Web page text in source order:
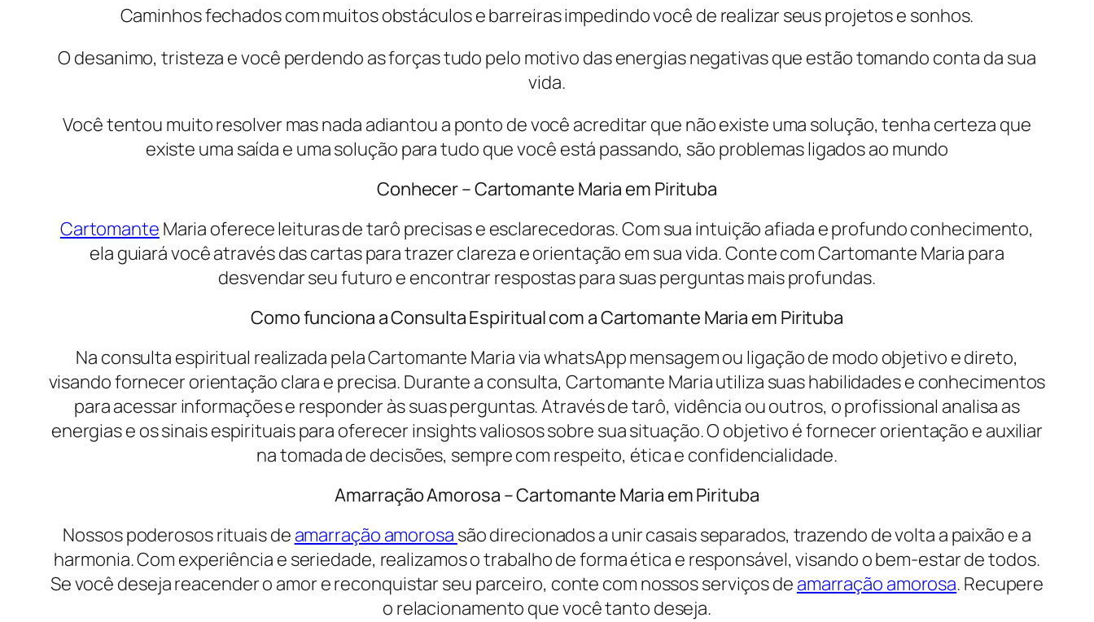
Caminhos fechados com muitos obstáculos e barreiras impedindo você de realizar seus projetos e sonhos.
O desanimo, tristeza e você perdendo as forças tudo pelo motivo das energias negativas que estão tomando conta da sua
vida.
Você tentou muito resolver mas nada adiantou a ponto de você acreditar que não existe uma solução, tenha certeza que
existe uma saída e uma solução para tudo que você está passando, são problemas ligados ao mundo
Conhecer – Cartomante Maria em Pirituba
Cartomante Maria oferece leituras de tarô precisas e esclarecedoras. Com sua intuição afiada e profundo conhecimento,
ela guiará você através das cartas para trazer clareza e orientação em sua vida. Conte com Cartomante Maria para
desvendar seu futuro e encontrar respostas para suas perguntas mais profundas.
Como funciona a Consulta Espiritual com a Cartomante Maria em Pirituba
Na consulta espiritual realizada pela Cartomante Maria via whatsApp mensagem ou ligação de modo objetivo e direto,
visando fornecer orientação clara e precisa. Durante a consulta, Cartomante Maria utiliza suas habilidades e conhecimentos
para acessar informações e responder às suas perguntas. Através de tarô, vidência ou outros, o profissional analisa as
energias e os sinais espirituais para oferecer insights valiosos sobre sua situação. O objetivo é fornecer orientação e auxiliar
na tomada de decisões, sempre com respeito, ética e confidencialidade.
Amarração Amorosa – Cartomante Maria em Pirituba
Nossos poderosos rituais de amarração amorosa são direcionados a unir casais separados, trazendo de volta a paixão e a
harmonia. Com experiência e seriedade, realizamos o trabalho de forma ética e responsável, visando o bem-estar de todos.
Se você deseja reacender o amor e reconquistar seu parceiro, conte com nossos serviços de amarração amorosa. Recupere
o relacionamento que você tanto deseja.